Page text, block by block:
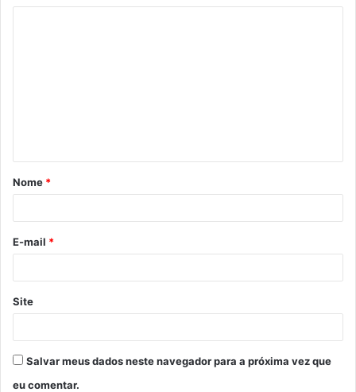
á
r
*
Nome *
E-mail *
Site
Salvar meus dados neste navegador para a próxima vez que
eu comentar.